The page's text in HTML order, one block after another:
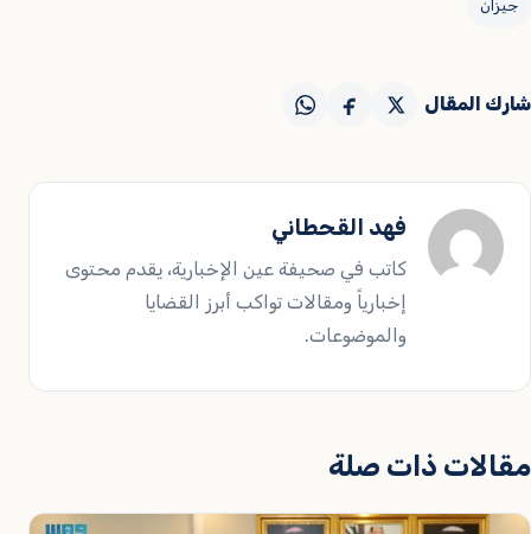
جيزان
شارك المقال
فهد القحطاني
كاتب في صحيفة عين الإخبارية، يقدم محتوى
إخبارياً ومقالات تواكب أبرز القضايا
والموضوعات.
مقالات ذات صلة